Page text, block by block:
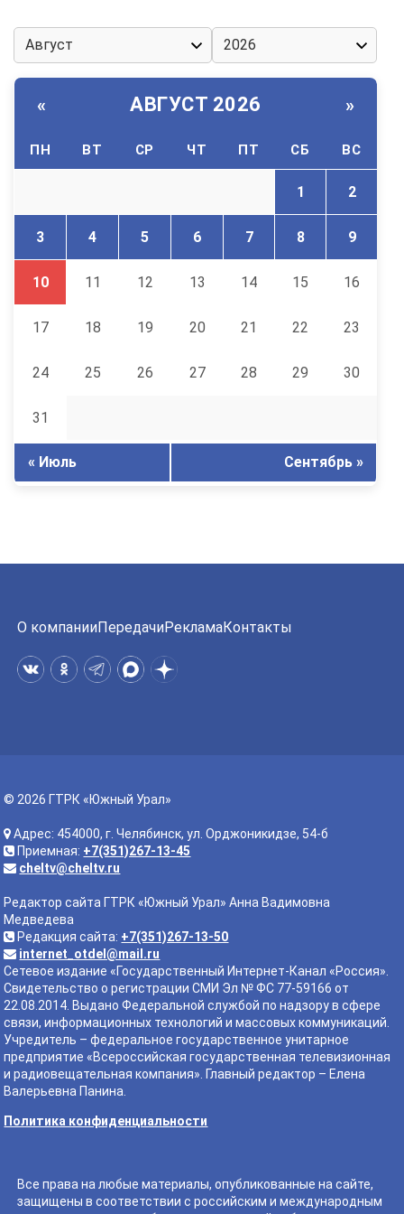
« АВГУСТ 2026 »
ПН ВТ СР ЧТ ПТ СБ ВС
1 2
3 4 5 6 7 8 9
10 11 12 13 14 15 16
17 18 19 20 21 22 23
24 25 26 27 28 29 30
31
« Июль Сентябрь »
О компанииПередачиРекламаКонтакты
© 2026 ГТРК «Южный Урал»
Адрес: 454000, г. Челябинск, ул. Орджоникидзе, 54-б
Приемная: +7(351)267-13-45
cheltv@cheltv.ru
Редактор сайта ГТРК «Южный Урал» Анна Вадимовна
Медведева
Редакция сайта: +7(351)267-13-50
internet_otdel@mail.ru
Сетевое издание «Государственный Интернет-Канал «Россия».
Свидетельство о регистрации СМИ Эл № ФС 77-59166 от
22.08.2014. Выдано Федеральной службой по надзору в сфере
связи, информационных технологий и массовых коммуникаций.
Учредитель – федеральное государственное унитарное
предприятие «Всероссийская государственная телевизионная
и радиовещательная компания». Главный редактор – Елена
Валерьевна Панина.
Политика конфиденциальности
Все права на любые материалы, опубликованные на сайте,
защищены в соответствии с российским и международным